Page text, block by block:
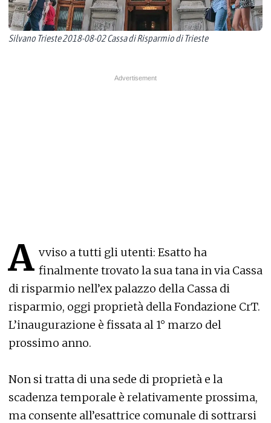
Silvano Trieste 2018-08-02 Cassa di Risparmio di Trieste
A vviso a tutti gli utenti: Esatto ha
finalmente trovato la sua tana in via Cassa
di risparmio nell’ex palazzo della Cassa di
risparmio, oggi proprietà della Fondazione CrT.
L’inaugurazione è fissata al 1° marzo del
prossimo anno.
Non si tratta di una sede di proprietà e la
scadenza temporale è relativamente prossima,
ma consente all’esattrice comunale di sottrarsi